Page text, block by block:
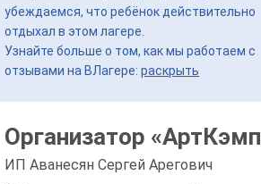
убеждаемся, что ребёнок действительно
отдыхал в этом лагере.
Узнайте больше о том, как мы работаем с
отзывами на ВЛагере: раскрыть
Организатор «АртКэмп
ИП Аванесян Сергей Арегович